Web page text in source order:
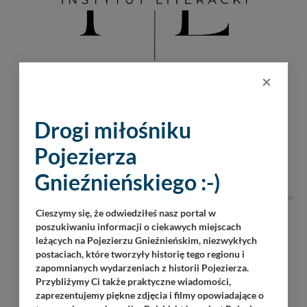
REKLAMA
×
Drogi miłośniku
Pojezierza
Gnieźnieńskiego :-)
Cieszymy się, że odwiedziłeś nasz portal w
poszukiwaniu informacji o ciekawych miejscach
leżących na Pojezierzu Gnieźnieńskim, niezwykłych
postaciach, które tworzyły historię tego regionu i
zapomnianych wydarzeniach z historii Pojezierza.
Przybliżymy Ci także praktyczne wiadomości,
zaprezentujemy piękne zdjęcia i filmy opowiadające o